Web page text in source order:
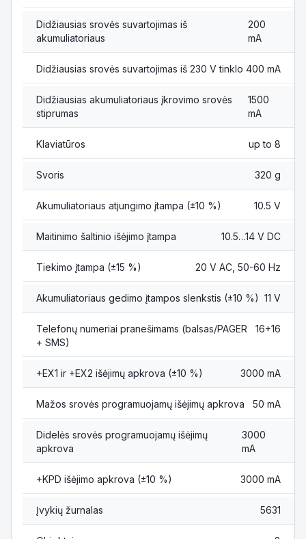
Didžiausias srovės suvartojimas iš
akumuliatoriaus
200
mA
Didžiausias srovės suvartojimas iš 230 V tinklo 400 mA
Didžiausias akumuliatoriaus įkrovimo srovės
stiprumas
1500
mA
Klaviatūros up to 8
Svoris 320 g
Akumuliatoriaus atjungimo įtampa (±10 %) 10.5 V
Maitinimo šaltinio išėjimo įtampa 10.5…14 V DC
Tiekimo įtampa (±15 %) 20 V AC, 50-60 Hz
Akumuliatoriaus gedimo įtampos slenkstis (±10 %) 11 V
Telefonų numeriai pranešimams (balsas/PAGER
+ SMS)
16+16
+EX1 ir +EX2 išėjimų apkrova (±10 %) 3000 mA
Mažos srovės programuojamų išėjimų apkrova 50 mA
Didelės srovės programuojamų išėjimų
apkrova
3000
mA
+KPD išėjimo apkrova (±10 %) 3000 mA
Įvykių žurnalas 5631